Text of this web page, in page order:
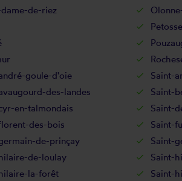
de-riez
Petosse
goule-d'oie Saint-
des-landes Saint-
en-talmondais Saint-
des-bois Saint-
de-prinçay Saint-
de-loulay Saint-
la-forêt Saint-